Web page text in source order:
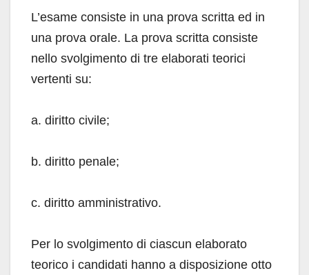
L’esame consiste in una prova scritta ed in
una prova orale. La prova scritta consiste
nello svolgimento di tre elaborati teorici
vertenti su:
a. diritto civile;
b. diritto penale;
c. diritto amministrativo.
Per lo svolgimento di ciascun elaborato
teorico i candidati hanno a disposizione otto